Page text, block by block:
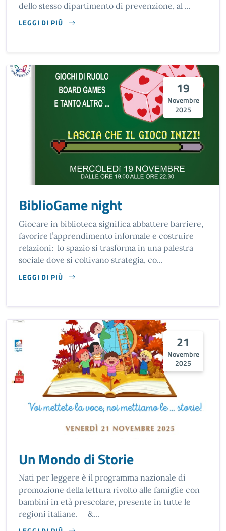
dello stesso dipartimento di prevenzione, al ...
LEGGI DI PIÙ
SU LA PREVENZIONE IN MOVIMENTO
19
Novembre
2025
BiblioGame night
Giocare in biblioteca significa abbattere barriere,
favorire l’apprendimento informale e costruire
relazioni: lo spazio si trasforma in una palestra
sociale dove si coltivano strategia, co...
LEGGI DI PIÙ
SU BIBLIOGAME NIGHT
21
Novembre
2025
Un Mondo di Storie
Nati per leggere è il programma nazionale di
promozione della lettura rivolto alle famiglie con
bambini in età prescolare, presente in tutte le
regioni italiane. &...